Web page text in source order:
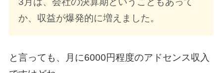
か、収益が爆発的に増えました。
と言っても、月に6000円程度のアドセンス収入